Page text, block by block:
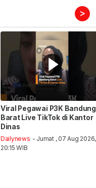
>
Viral Pegawai P3K Bandung
Barat Live TikTok di Kantor
Dinas
Dailynews - Jumat , 07 Aug 2026,
20:15 WIB